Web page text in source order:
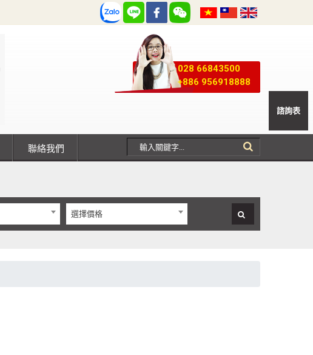
028 66843500
+886 956918888
聯絡我們
選擇價格
諮詢表